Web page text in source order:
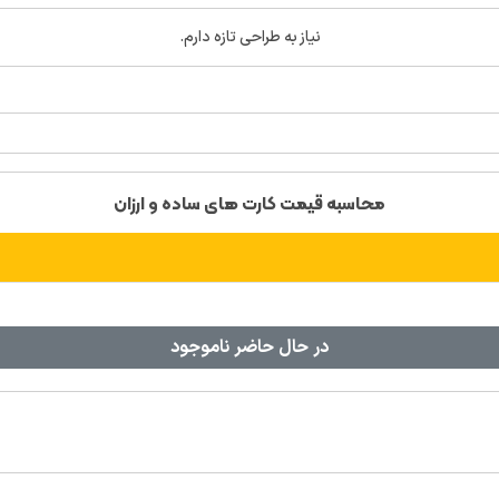
نیاز به طراحی تازه دارم.
محاسبه قیمت کارت های ساده و ارزان
در حال حاضر ناموجود